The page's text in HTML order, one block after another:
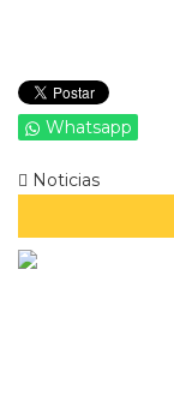
Whatsapp
Noticias